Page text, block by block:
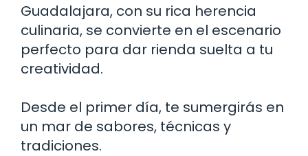
Guadalajara, con su rica herencia
culinaria, se convierte en el escenario
perfecto para dar rienda suelta a tu
creatividad.
Desde el primer día, te sumergirás en
un mar de sabores, técnicas y
tradiciones.